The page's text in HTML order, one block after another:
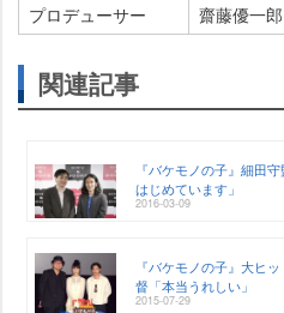
プロデューサー
齋藤優一郎
関連記事
『バケモノの子』細田
はじめています」
2016-03-09
『バケモノの子』大ヒ
督「本当うれしい」
2015-07-29